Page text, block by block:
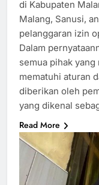
di Kabupaten
Malang, Sanusi,
pelanggaran izin
Dalam
semua pihak
mematuhi aturan
diberikan oleh
yang dikenal
Read More